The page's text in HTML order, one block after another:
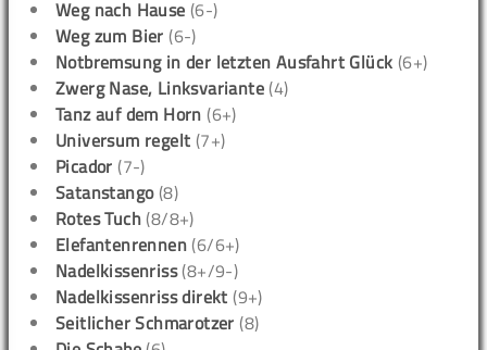
Weg nach Hause (6-)
Weg zum Bier (6-)
Notbremsung in der letzten Ausfahrt Glück (6+)
Zwerg Nase, Linksvariante (4)
Tanz auf dem Horn (6+)
Universum regelt (7+)
Picador (7-)
Satanstango(8)
Rotes Tuch (8/8+)
Elefantenrennen (6/6+)
Nadelkissenriss(8+/9-)
Nadelkissenriss direkt (9+)
Seitlicher Schmarotzer (8)